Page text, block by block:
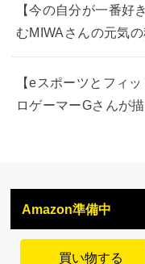
【今の自分が一番好
むMIWAさんの元気
【eスポーツとフィ
ロゲーマーGさんが
Amazon準備中
買い物する